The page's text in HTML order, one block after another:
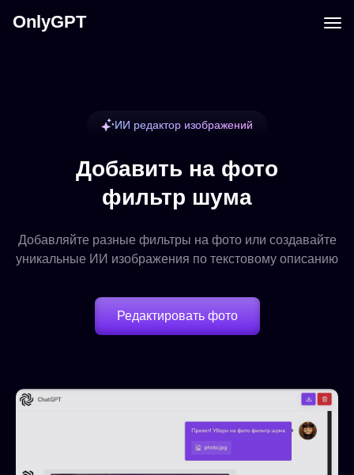
OnlyGPT
ИИ редактор изображений
Добавить на фото
фильтр шума
Добавляйте разные фильтры на фото или создавайте
уникальные ИИ изображения по текстовому описанию
Редактировать фото